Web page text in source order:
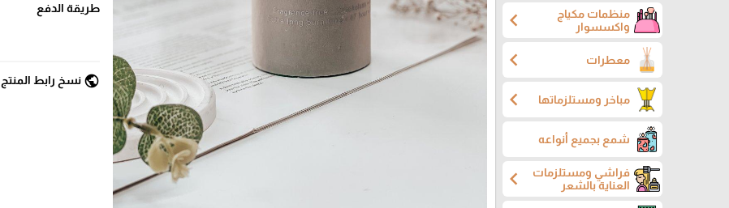
منظمات مكياج
واكسسوار
chevron_left
معطرات chevron_left
مباخر ومستلزماتها chevron_left
شمع بجميع أنواعه
فراشي ومستلزمات
العناية بالشعر
chevron_left
طريقة الدفع
public نسخ رابط المنتج